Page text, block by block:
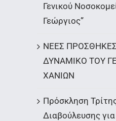
Γενικού
Γεώργιος”
ΝΕΕΣ
ΔΥΝΑΜΙΚΟ ΤΟΥ
ΧΑΝΙΩΝ
Πρόσκληση
Διαβούλευσης